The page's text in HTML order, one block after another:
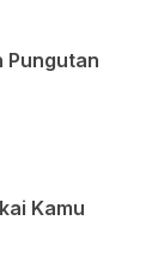
Pungutan
Kamu